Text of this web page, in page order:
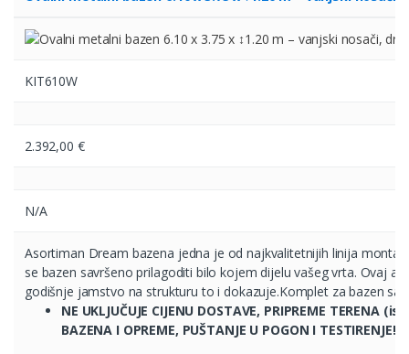
KIT610W
2.392,00 €
N/A
Asortiman Dream bazena jedna je od najkvalitetnijih linija
se bazen savršeno prilagoditi bilo kojem dijelu vašeg vrta. Ovaj
godišnje jamstvo na strukturu to i dokazuje.Komplet za bazen
NE UKLJUČUJE CIJENU DOSTAVE, PRIPREME
BAZENA I OPREME, PUŠTANJE U POGON I TESTIRENJE!!!!!